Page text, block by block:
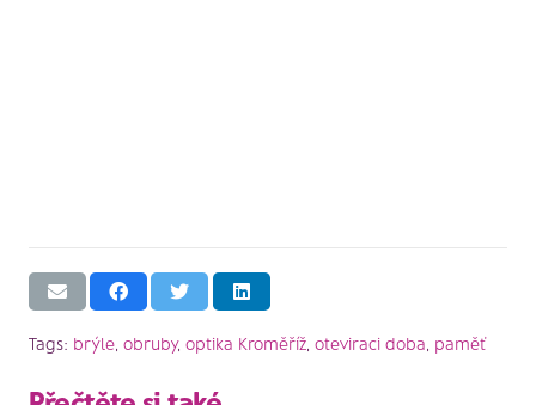
Tags: brýle obruby, optika Kroměříž oteviraci doba paměť